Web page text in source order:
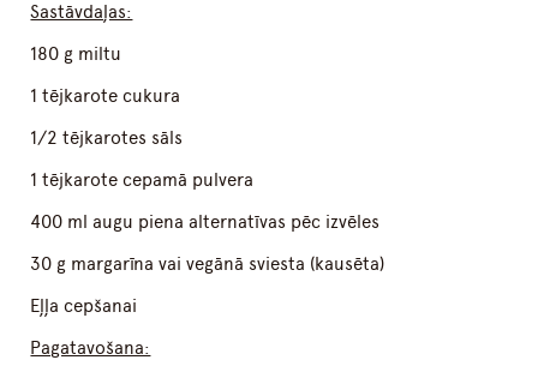
Sastāvdaļas:
180 g miltu
1 tējkarote cukura
1/2 tējkarotes sāls
1 tējkarote cepamā pulvera
400 ml augu piena alternatīvas pēc izvēles
30 g margarīna vai vegānā sviesta (kausēta)
Eļļa cepšanai
Pagatavošana: